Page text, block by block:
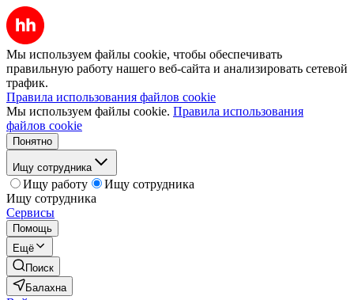
Мы используем файлы cookie, чтобы обеспечивать
правильную работу нашего веб-сайта и анализировать сетевой
трафик.
Правила использования файлов cookie
Мы используем файлы cookie. Правила использования
файлов cookie
Понятно
Ищу сотрудника
Ищу работу
Ищу сотрудника
Ищу сотрудника
Сервисы
Помощь
Ещё
Поиск
Балахна